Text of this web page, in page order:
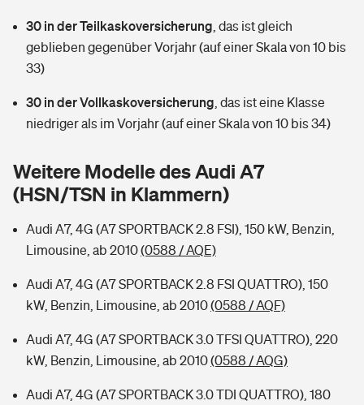
Sie haben Fragen?
Restkreditversicherung
Zur Übersicht
Tools
Hochwasser-Check: Wie gefährdet ist Ihr Haus?
Sie haben Fragen?
Hundehalter-Haftpflicht
Handyversicherung
Private Cyberversicherung
Zur Übersicht
Tools
Kinderunfall-Check: Mehr Sicherheit für deine Kids
Tools
Wer versichert was: Jetzt Versicherer finden
Rentenrechner: Wie viel Geld bekomme ich im Alter?
30 in der Teilkaskoversicherung das ist gleich
geblieben gegenüber Vorjahr (auf einer Skala von 10 bis
33)
30 in der Vollkaskoversicherung das ist eine Klasse
niedriger als im Vorjahr (auf einer Skala von 10 bis 34)
Weitere Modelle des Audi A7
(HSN/TSN in Klammern)
Audi A7, 4G (A7 SPORTBACK 2.8 FSI), 150 kW, Benzin,
Limousine, ab 2010(0588 / AQE)
Audi A7, 4G (A7 SPORTBACK 2.8 FSI QUATTRO), 150
kW, Benzin, Limousine, ab 2010(0588 / AQF)
Audi A7, 4G (A7 SPORTBACK 3.0 TFSI QUATTRO), 220
kW, Benzin, Limousine, ab 2010(0588 / AQG)
Audi A7, 4G (A7 SPORTBACK 3.0 TDI QUATTRO), 180